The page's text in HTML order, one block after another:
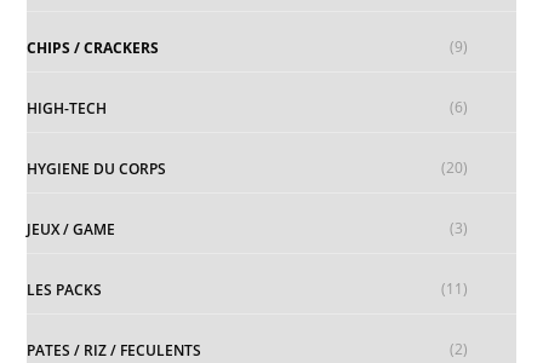
CHIPS / CRACKERS (9)
HIGH-TECH (6)
HYGIENE DU CORPS (20)
JEUX / GAME (3)
LES PACKS (11)
PATES / RIZ / FECULENTS (2)